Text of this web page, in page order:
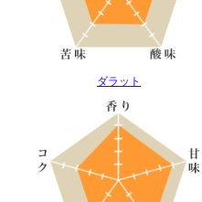
ダラット